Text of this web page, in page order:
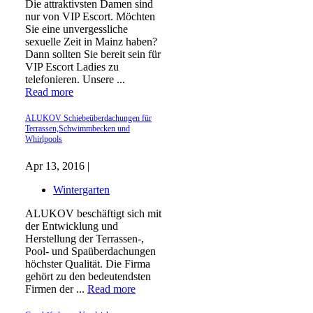
Die attraktivsten Damen sind
nur von VIP Escort. Möchten
Sie eine unvergessliche
sexuelle Zeit in Mainz haben?
Dann sollten Sie bereit sein für
VIP Escort Ladies zu
telefonieren. Unsere ...
Read more
ALUKOV Schiebeüberdachungen für
Terrassen,Schwimmbecken und
Whirlpools
Apr 13, 2016 |
Wintergarten
ALUKOV beschäftigt sich mit
der Entwicklung und
Herstellung der Terrassen-,
Pool- und Spaüberdachungen
höchster Qualität. Die Firma
gehört zu den bedeutendsten
Firmen der ... Read more